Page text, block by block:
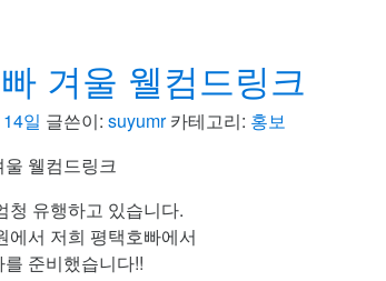
겨울 웰컴드링크
일 글쓴이: suyumr 카테고리: 홍보
청 유행하고 있습니다.
에서 저희 평택호빠에서
준비했습니다!!